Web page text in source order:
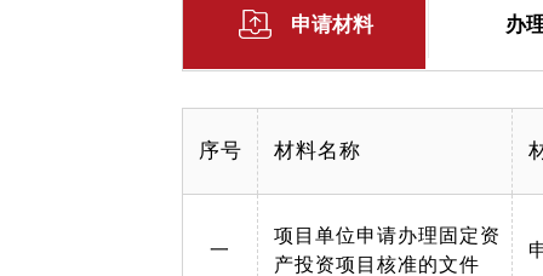
申请材料 办
序号 材料名称
一
项目单位申请办理固定资
产投资项目核准的文件